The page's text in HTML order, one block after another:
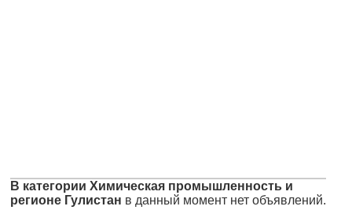
В категории Химическая промышленность и
регионе Гулистан в данный момент нет объявлений.